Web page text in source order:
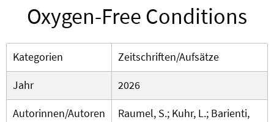
Oxygen-Free Conditions
Kategorien
Zeitschriften/Aufsätze
Jahr
2026
Autorinnen/Autoren
Raumel, S.; Kuhr, L.; Barienti,